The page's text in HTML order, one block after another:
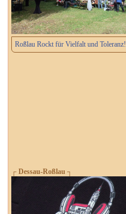
Roßlau Rockt für Vielfalt und Toleranz!
┌ Dessau-Roßlau ┐